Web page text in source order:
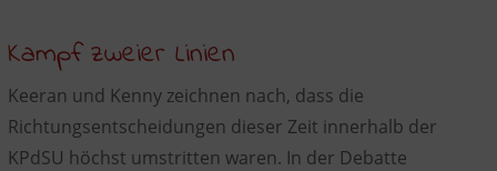
Kampf zweier Linien
Keeran und Kenny zeichnen nach, dass die
Richtungsentscheidungen dieser Zeit innerhalb der
KPdSU höchst umstritten waren. In der Debatte